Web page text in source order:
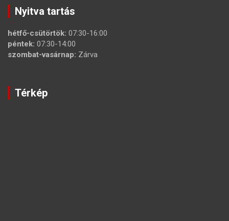
Nyitva tartás
hétfő-csütörtök: 07:30-16:00
péntek: 07:30-14:00
szombat-vasárnap: Zárva
Térkép